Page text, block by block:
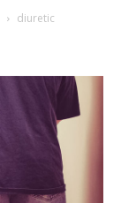
diuretic